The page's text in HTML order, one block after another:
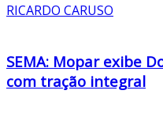
RICARDO CARUSO
SEMA: Mopar exibe
com tração integral